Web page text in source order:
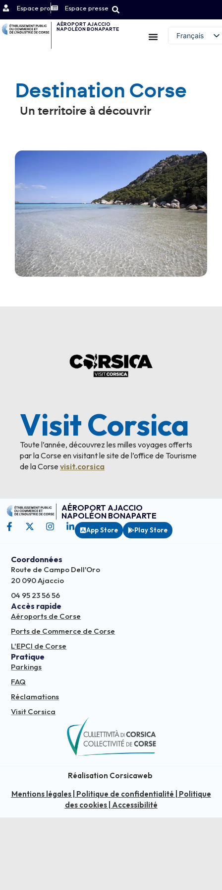
Espace pro Espace presse
AÉROPORT AJACCIO
NAPOLÉON BONAPARTE
Français
Contact
Destination Corse
Un territoire à découvrir
Visit Corsica
Toute l’année, découvrez les milles voyages offerts
par la Corse en visitant le site de l’office de Tourisme
de la Corse visit.corsica
AÉROPORT AJACCIO
NAPOLÉON BONAPARTE
App Store Play Store
Coordonnées
Route de Campo Dell'Oro
20 090 Ajaccio
04 95 23 56 56
Accès rapide
Aéroports de Corse
Ports de Commerce de Corse
L'EPCI de Corse
Pratique
Parkings
FAQ
Réclamations
Visit Corsica
Réalisation Corsicaweb
Mentions légales| Politique de confidentialité
Politique
des cookies| Accessibilité